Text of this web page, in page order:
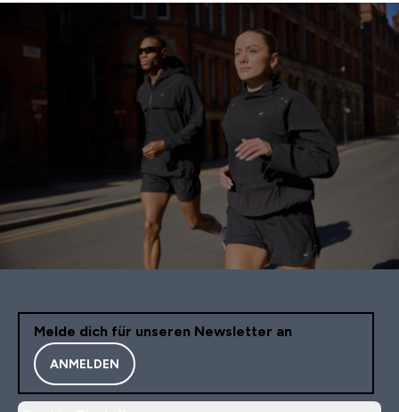
Melde dich für unseren Newsletter an
ANMELDEN